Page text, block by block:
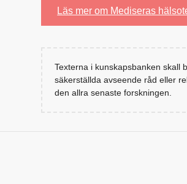
Läs mer om Mediseras
Texterna i kunskapsbanken skall
säkerställda avseende råd eller
den allra senaste forskningen.